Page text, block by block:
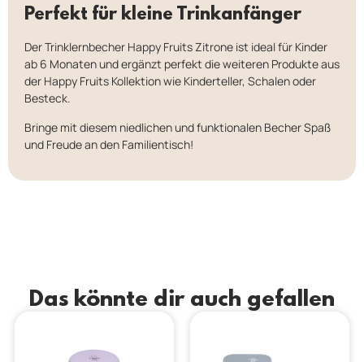
Perfekt für kleine Trinkanfänger
Der Trinklernbecher Happy Fruits Zitrone ist ideal für Kinder
ab 6 Monaten und ergänzt perfekt die weiteren Produkte aus
der Happy Fruits Kollektion wie Kinderteller, Schalen oder
Besteck.
Bringe mit diesem niedlichen und funktionalen Becher Spaß
und Freude an den Familientisch!
Das könnte dir auch gefallen